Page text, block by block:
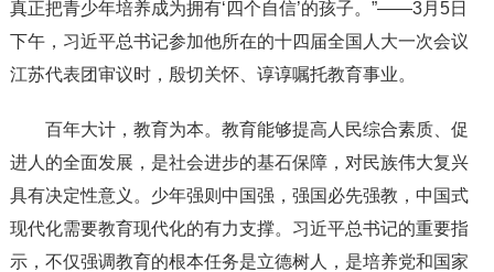
真正把青少年培养成为拥有‘四个自信’的孩子。”——3月5日
下午，习近平总书记参加他所在的十四届全国人大一次会议
江苏代表团审议时，殷切关怀、谆谆嘱托教育事业。
百年大计，教育为本。教育能够提高人民综合素质、促
进人的全面发展，是社会进步的基石保障，对民族伟大复兴
具有决定性意义。少年强则中国强，强国必先强教，中国式
现代化需要教育现代化的有力支撑。习近平总书记的重要指
示，不仅强调教育的根本任务是立德树人，是培养党和国家